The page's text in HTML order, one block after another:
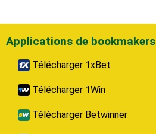
Applications de bookmakers
Télécharger 1xBet
Télécharger 1Win
Télécharger Betwinner